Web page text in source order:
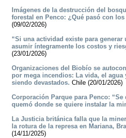
Imágenes de la destrucción del
forestal en Penco: ¿Qué pasó con
(09/02/2026)
“Si una actividad existe para
asumir íntegramente los costos y
(23/01/2026)
Organizaciones del Biobío se
por mega incendios: La vida, el
siendo devastados. Chile (20/01/2026)
Corporación Parque para Penco:
quemó donde se quiere instalar la
La Justicia británica falla que la
la rotura de la represa en Mariana,
(14/11/2025)